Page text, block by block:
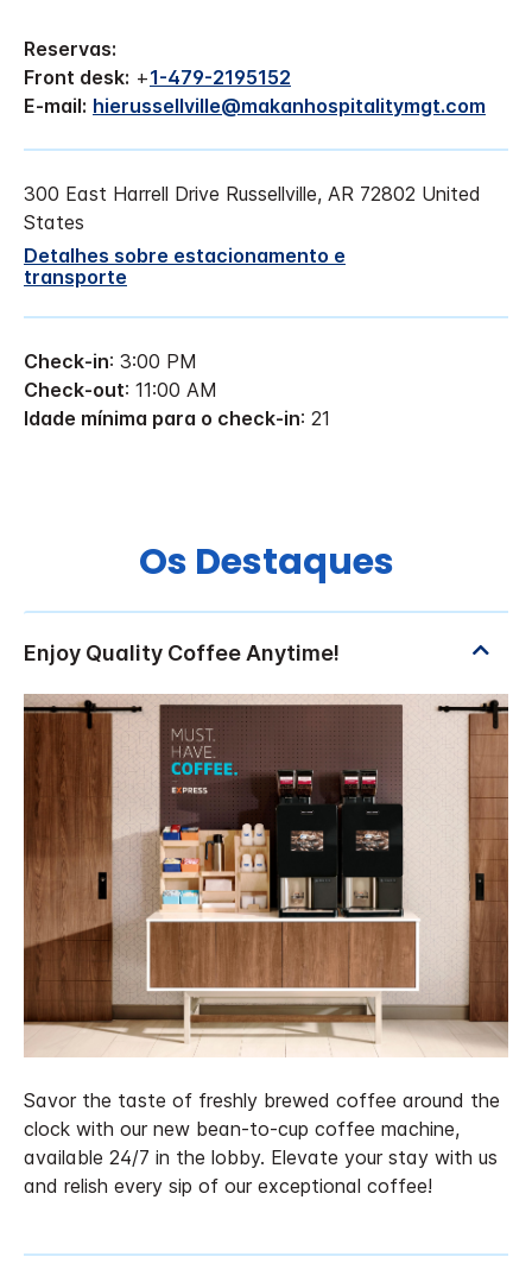
Reservas:
Front desk: +1-479-2195152
E-mail: hierussellville@makanhospitalitymgt.com
300 East Harrell Drive Russellville, AR 72802 United
States
Detalhes sobre estacionamento e
transporte
Check-in: 3:00 PM
Check-out: 11:00 AM
Idade mínima para o check-in: 21
Os Destaques
Savor the taste of freshly brewed coffee around the
clock with our new bean-to-cup coffee machine,
available 24/7 in the lobby. Elevate your stay with us
and relish every sip of our exceptional coffee!